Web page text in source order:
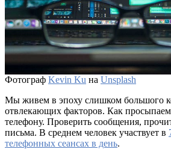
Фотограф Kevin Ku на Unsplash
Мы живем в эпоху слишком большого
отвлекающих факторов. Как
телефону. Проверить сообщения,
письма. В среднем человек участвует в
телефонных сеансах в день.